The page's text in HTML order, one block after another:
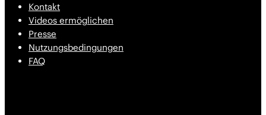
Kontakt
Videos ermöglichen
Presse
Nutzungsbedingungen
FAQ